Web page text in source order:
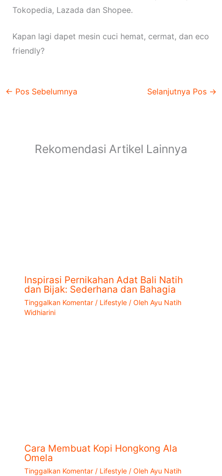
Tokopedia, Lazada dan Shopee.
Kapan lagi dapet mesin cuci hemat, cermat, dan eco
friendly?
← Pos Sebelumnya Selanjutnya Pos →
Rekomendasi Artikel Lainnya
Inspirasi Pernikahan Adat Bali Natih
dan Bijak: Sederhana dan Bahagia
Tinggalkan Komentar / Lifestyle/ Oleh Ayu Natih
Widhiarini
Cara Membuat Kopi Hongkong Ala
Omela
Tinggalkan Komentar / Lifestyle/ Oleh Ayu Natih